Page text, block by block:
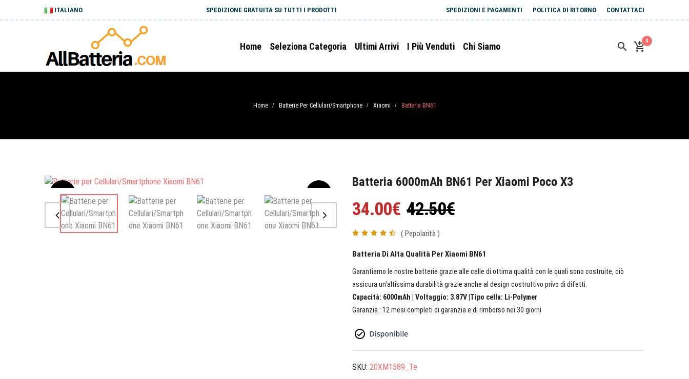
ITALIANO SPEDIZIONE GRATUITA SU TUTTI I PRODOTTI SPEDIZIONI E PAGAMENTI POLITICA DI RITORNO CONTATTACI
Home Seleziona Categoria Ultimi Arrivi I Più Venduti Chi Siamo
0
Home / Batterie Per Cellulari/Smartphone / Xiaomi / Batteria BN61
Sale
Batteria 6000mAh BN61 Per Xiaomi Poco X3
34.00€ 42.50€
( Pepolarità )
Batteria Di Alta Qualità Per Xiaomi BN61
Garantiamo le nostre batterie grazie alle celle di ottima qualità con le quali sono costruite, ciò
assicura un’altissima durabilità grazie anche al design costruttivo privo di difetti.
Capacità: 6000mAh | Voltaggio: 3.87V |Tipo cella: Li-Polymer
Garanzia : 12 mesi completi di garanzia e di rimborso nei 30 giorni
SKU: 20XM1589_Te